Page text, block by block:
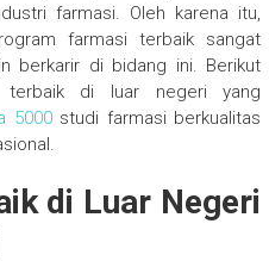
farmasi. Oleh karena itu,
farmasi terbaik sangat
berkarir di bidang ini. Berikut
terbaik di luar negeri yang
5000studi farmasi berkualitas
di Luar Negeri